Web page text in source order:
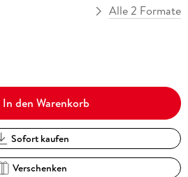
Alle 2 Formate
In den Warenkorb
Sofort kaufen
Verschenken